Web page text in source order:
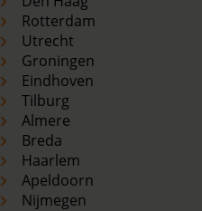
Rotterdam
Utrecht
Groningen
Eindhoven
Tilburg
Almere
Breda
Haarlem
Apeldoorn
Nijmegen